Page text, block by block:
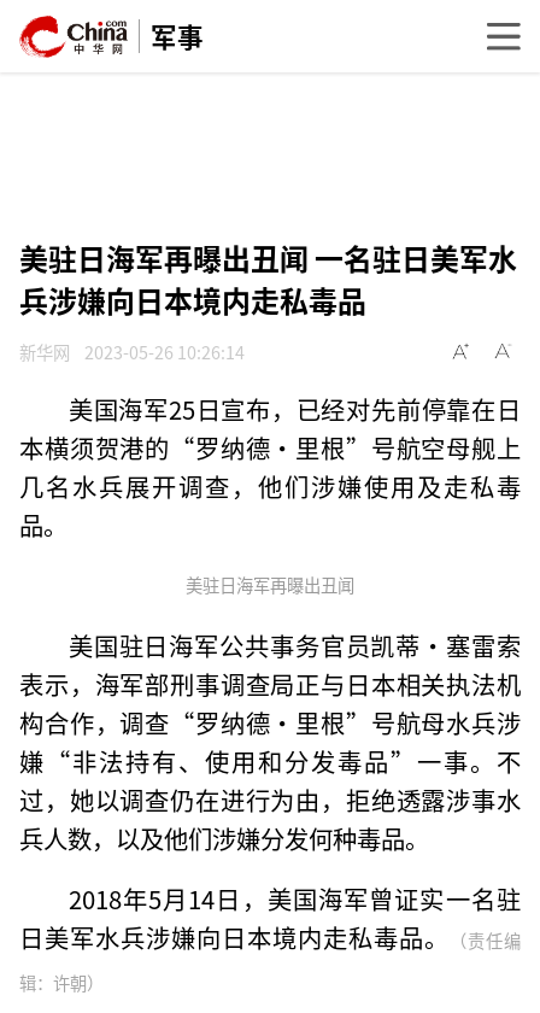
军事
美驻日海军再曝出丑闻 一名驻日美军水
兵涉嫌向日本境内走私毒品
新华网 2023-05-26 10:26:14
美国海军25日宣布，已经对先前停靠在日
本横须贺港的“罗纳德·里根”号航空母舰上
几名水兵展开调查，他们涉嫌使用及走私毒
品。
美驻日海军再曝出丑闻
美国驻日海军公共事务官员凯蒂·塞雷索
表示，海军部刑事调查局正与日本相关执法机
构合作，调查“罗纳德·里根”号航母水兵涉
嫌“非法持有、使用和分发毒品”一事。不
过，她以调查仍在进行为由，拒绝透露涉事水
兵人数，以及他们涉嫌分发何种毒品。
2018年5月14日，美国海军曾证实一名驻
日美军水兵涉嫌向日本境内走私毒品。
（责任编
辑：许朝）